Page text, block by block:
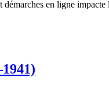
en ligne